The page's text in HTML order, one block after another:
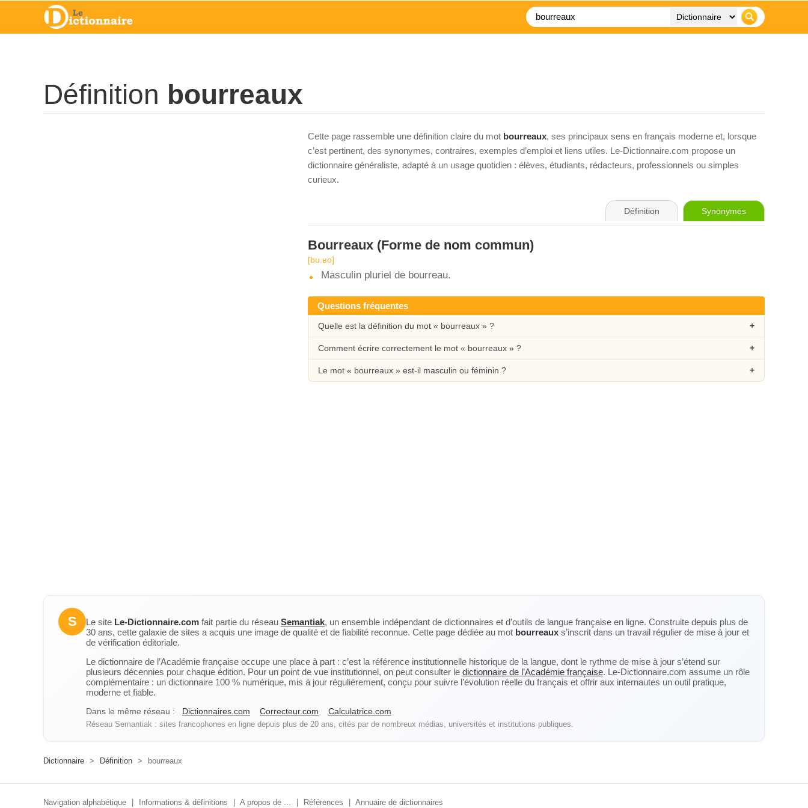
Définition bourreaux
Cette page rassemble une définition claire du mot bourreaux, ses principaux sens en français moderne et, lorsque
c’est pertinent, des synonymes, contraires, exemples d’emploi et liens utiles. Le-Dictionnaire.com propose un
dictionnaire généraliste, adapté à un usage quotidien : élèves, étudiants, rédacteurs, professionnels ou simples
curieux.
Définition Synonymes
Bourreaux (Forme de nom commun)
[bu.ʁo]
Masculin pluriel de bourreau.
Questions fréquentes
Quelle est la définition du mot « bourreaux » ?
Comment écrire correctement le mot « bourreaux » ?
Le mot « bourreaux » est-il masculin ou féminin ?
S Le site Le-Dictionnaire.com fait partie du réseau Semantiak, un ensemble indépendant de dictionnaires et d’outils de langue française en ligne. Construite depuis plus de
30 ans, cette galaxie de sites a acquis une image de qualité et de fiabilité reconnue. Cette page dédiée au mot bourreaux s’inscrit dans un travail régulier de mise à jour et
de vérification éditoriale.
Le dictionnaire de l’Académie française occupe une place à part : c’est la référence institutionnelle historique de la langue, dont le rythme de mise à jour s’étend sur
plusieurs décennies pour chaque édition. Pour un point de vue institutionnel, on peut consulter le dictionnaire de l’Académie française. Le-Dictionnaire.com assume un rôle
complémentaire : un dictionnaire 100 % numérique, mis à jour régulièrement, conçu pour suivre l’évolution réelle du français et offrir aux internautes un outil pratique,
moderne et fiable.
Dans le même réseau : Dictionnaires.com Correcteur.com Calculatrice.com
Réseau Semantiak : sites francophones en ligne depuis plus de 20 ans, cités par de nombreux médias, universités et institutions publiques.
Dictionnaire > Définition > bourreaux
Navigation alphabétique Informations & définitions A propos de ... Références Annuaire de dictionnaires